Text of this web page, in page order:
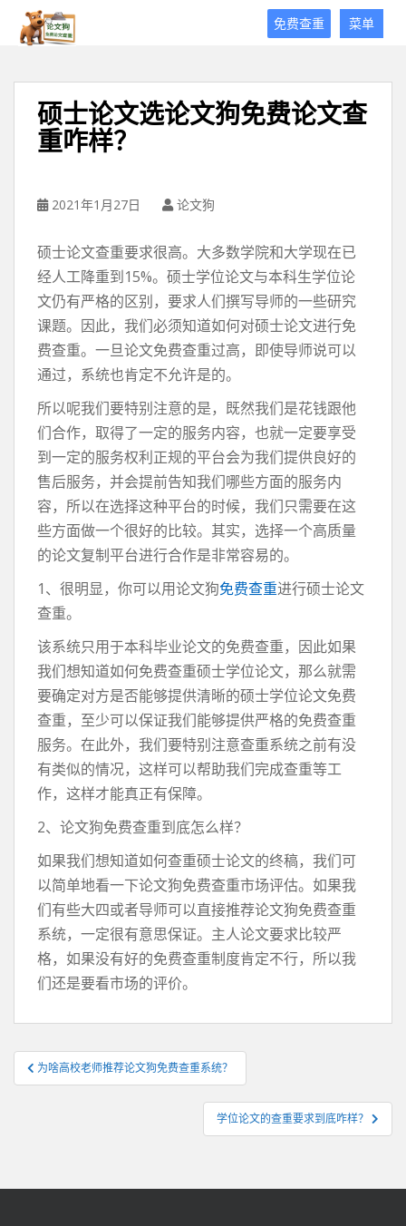
菜单
免费查重
硕士论文选论文狗免费论文查
重咋样？
2021年1月27日 论文狗
硕士论文查重要求很高。大多数学院和大学现在已
经人工降重到15%。硕士学位论文与本科生学位论
文仍有严格的区别，要求人们撰写导师的一些研究
课题。因此，我们必须知道如何对硕士论文进行免
费查重。一旦论文免费查重过高，即使导师说可以
通过，系统也肯定不允许是的。
所以呢我们要特别注意的是，既然我们是花钱跟他
们合作，取得了一定的服务内容，也就一定要享受
到一定的服务权利正规的平台会为我们提供良好的
售后服务，并会提前告知我们哪些方面的服务内
容，所以在选择这种平台的时候，我们只需要在这
些方面做一个很好的比较。其实，选择一个高质量
的论文复制平台进行合作是非常容易的。
1、很明显，你可以用论文狗免费查重进行硕士论文
查重。
该系统只用于本科毕业论文的免费查重，因此如果
我们想知道如何免费查重硕士学位论文，那么就需
要确定对方是否能够提供清晰的硕士学位论文免费
查重，至少可以保证我们能够提供严格的免费查重
服务。在此外，我们要特别注意查重系统之前有没
有类似的情况，这样可以帮助我们完成查重等工
作，这样才能真正有保障。
2、论文狗免费查重到底怎么样？
如果我们想知道如何查重硕士论文的终稿，我们可
以简单地看一下论文狗免费查重市场评估。如果我
们有些大四或者导师可以直接推荐论文狗免费查重
系统，一定很有意思保证。主人论文要求比较严
格，如果没有好的免费查重制度肯定不行，所以我
们还是要看市场的评价。
文
章
为啥高校老师推荐论文狗免费查重系统？
学位论文的查重要求到底咋样？